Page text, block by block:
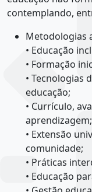
contemplando,
Metodologias
• Educação
• Formação
• Tecnologias
educação;
• Currículo,
aprendizagem;
• Extensão
comunidade;
• Práticas
• Educação